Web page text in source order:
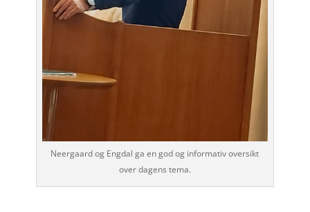
Neergaard og Engdal ga en god og informativ oversikt
over dagens tema.